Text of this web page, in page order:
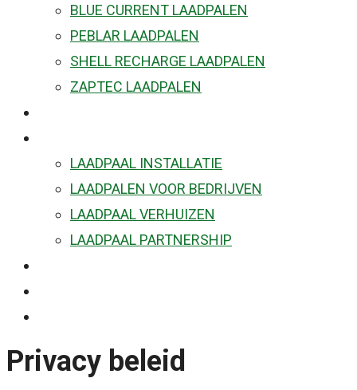
BLUE CURRENT LAADPALEN
PEBLAR LAADPALEN
SHELL RECHARGE LAADPALEN
ZAPTEC LAADPALEN
LAADPAAL INSTALLATIE
LAADPALEN VOOR BEDRIJVEN
LAADPAAL VERHUIZEN
LAADPAAL PARTNERSHIP
Privacy beleid